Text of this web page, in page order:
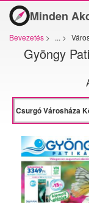
Minden
Bevezetés > ... >
Gyöngy